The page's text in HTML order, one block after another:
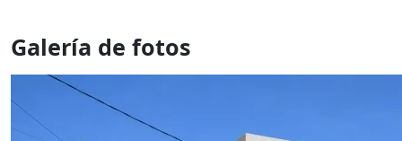
Galería de fotos